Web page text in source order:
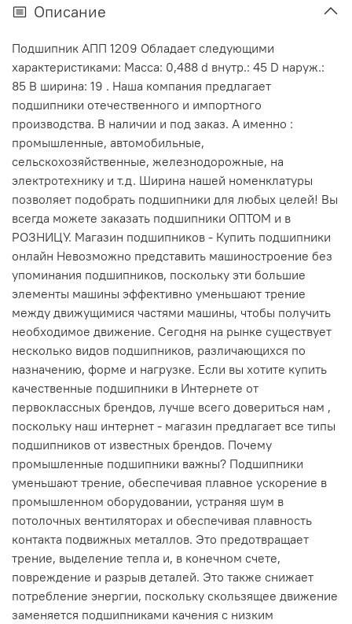
Описание
Подшипник АПП 1209 Обладает следующими
характеристиками: Масса: 0,488 d внутр.: 45 D наруж.:
85 В ширина: 19 . Наша компания предлагает
подшипники отечественного и импортного
производства. В наличии и под заказ. А именно :
промышленные, автомобильные,
сельскохозяйственные, железнодорожные, на
электротехнику и т.д. Ширина нашей номенклатуры
позволяет подобрать подшипники для любых целей! Вы
всегда можете заказать подшипники ОПТОМ и в
РОЗНИЦУ. Магазин подшипников - Купить подшипники
онлайн Невозможно представить машиностроение без
упоминания подшипников, поскольку эти большие
элементы машины эффективно уменьшают трение
между движущимися частями машины, чтобы получить
необходимое движение. Сегодня на рынке существует
несколько видов подшипников, различающихся по
назначению, форме и нагрузке. Если вы хотите купить
качественные подшипники в Интернете от
первоклассных брендов, лучше всего довериться нам ,
поскольку наш интернет - магазин предлагает все типы
подшипников от известных брендов. Почему
промышленные подшипники важны? Подшипники
уменьшают трение, обеспечивая плавное ускорение в
промышленном оборудовании, устраняя шум в
потолочных вентиляторах и обеспечивая плавность
контакта подвижных металлов. Это предотвращает
трение, выделение тепла и, в конечном счете,
повреждение и разрыв деталей. Это также снижает
потребление энергии, поскольку скользящее движение
заменяется подшипниками качения с низким